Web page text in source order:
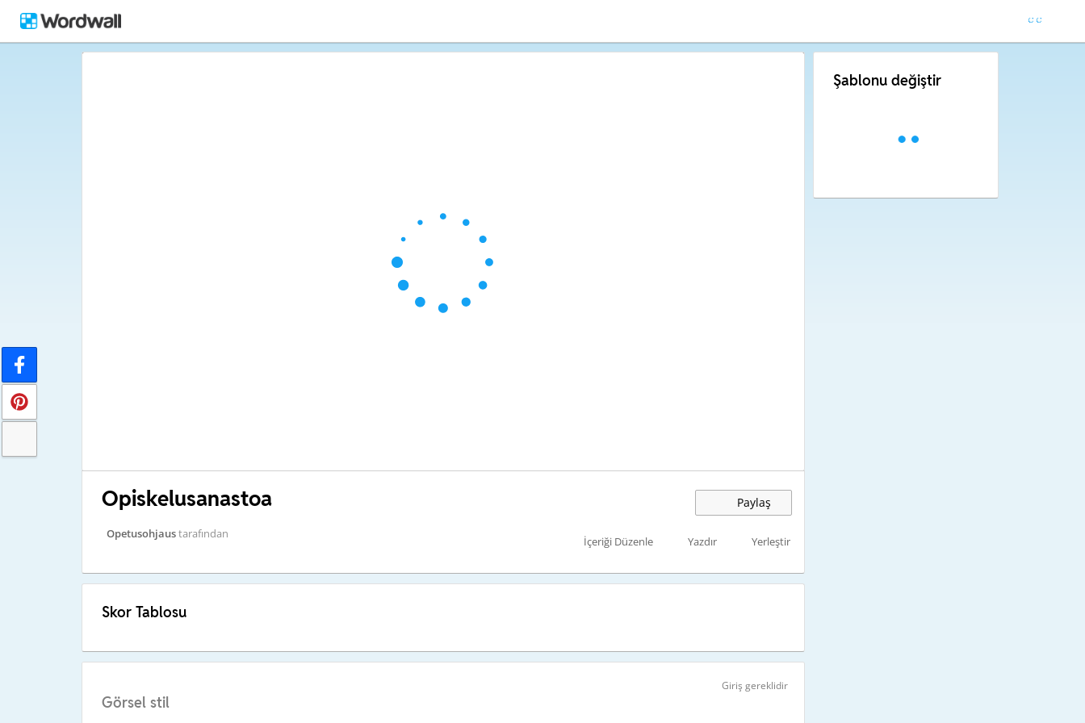
Opiskelusanastoa Paylaş
Opetusohjaustarafından
İçeriği Düzenle Yazdır Yerleştir
Skor Tablosu
Giriş gereklidir
Görsel stil
Şablonu değiştir